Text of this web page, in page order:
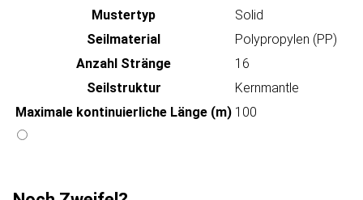
Mustertyp
Solid
Seilmaterial
Polypropylen (PP)
Anzahl Stränge
16
Seilstruktur
Kernmantle
Maximale kontinuierliche Länge (m) 100